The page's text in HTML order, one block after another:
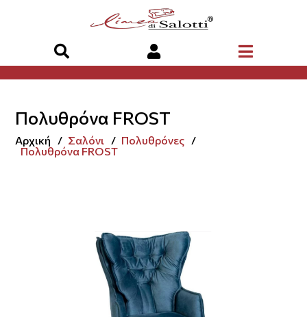
Πολυθρόνα FROST
Αρχική Σαλόνι
Πολυθρόνες
Πολυθρόνα FROST